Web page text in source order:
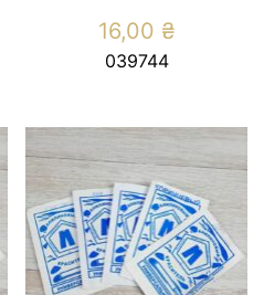
16,00 ₴
039744